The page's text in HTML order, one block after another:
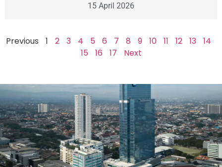
15 April 2026
Previous 1 2 3 4 5 6 7 8 9 10 11 12 13
14
15
16 17 Next